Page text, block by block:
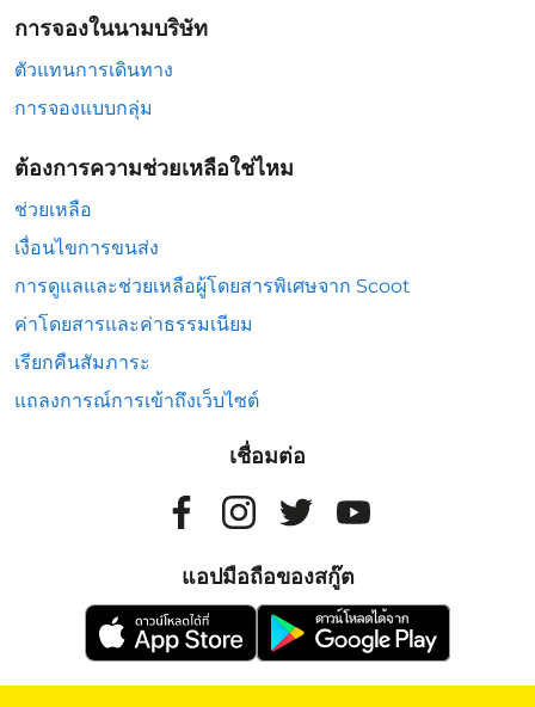
การจองในนามบริษัท
ตัวแทนการเดินทาง
การจองแบบกลุ่ม
ต้องการความช่วยเหลือใช่ไหม
ช่วยเหลือ
เงื่อนไขการขนส่ง
การดูแลและช่วยเหลือผู้โดยสารพิเศษจาก Scoot
ค่าโดยสารและค่าธรรมเนียม
เรียกคืนสัมภาระ
แถลงการณ์การเข้าถึงเว็บไซต์
เชื่อมต่อ
แอปมือถือของสกู๊ต